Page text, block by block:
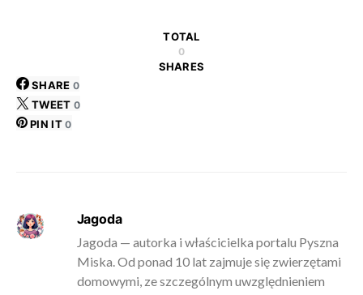
TOTAL
0
SHARES
SHARE 0
TWEET 0
PIN IT 0
Jagoda
Jagoda — autorka i właścicielka portalu Pyszna
Miska. Od ponad 10 lat zajmuje się zwierzętami
domowymi, ze szczególnym uwzględnieniem